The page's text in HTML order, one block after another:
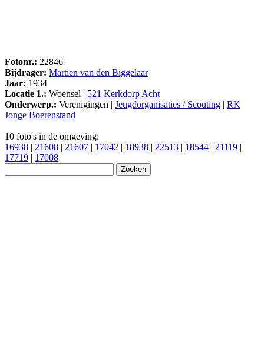
Fotonr.: 22846
Bijdrager: Martien van den Biggelaar
Jaar: 1934
Locatie 1.: Woensel | 521 Kerkdorp Acht
Onderwerp.: Verenigingen | Jeugdorganisaties / Scouting | RK
Jonge Boerenstand
10 foto's in de omgeving:
16938 | 21608 | 21607 | 17042 | 18938 | 22513 | 18544 | 21119 |
17719 | 17008